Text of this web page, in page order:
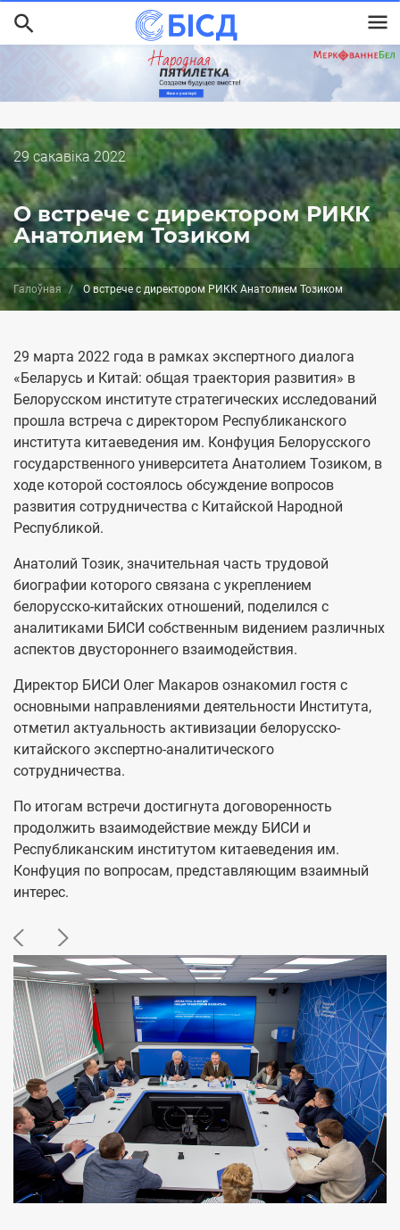
Перайсці
да
асноўнага
змесціва
Дата
публикации
29 cакавіка 2022
О встрече с директором РИКК
Анатолием Тозиком
Галоўная О встрече с директором РИКК Анатолием Тозиком
29 марта 2022 года в рамках экспертного диалога
«Беларусь и Китай: общая траектория развития» в
Белорусском институте стратегических исследований
прошла встреча с директором Республиканского
института китаеведения им. Конфуция Белорусского
государственного университета Анатолием Тозиком, в
ходе которой состоялось обсуждение вопросов
развития сотрудничества с Китайской Народной
Республикой.
Анатолий Тозик, значительная часть трудовой
биографии которого связана с укреплением
белорусско-китайских отношений, поделился с
аналитиками БИСИ собственным видением различных
аспектов двустороннего взаимодействия.
Директор БИСИ Олег Макаров ознакомил гостя с
основными направлениями деятельности Института,
отметил актуальность активизации белорусско-
китайского экспертно-аналитического
сотрудничества.
По итогам встречи достигнута договоренность
продолжить взаимодействие между БИСИ и
Республиканским институтом китаеведения им.
Конфуция по вопросам, представляющим взаимный
интерес.